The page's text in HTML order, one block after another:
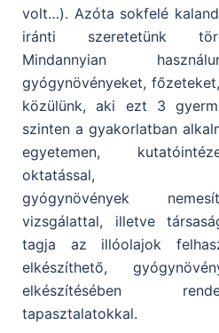
volt…). Azóta sokfelé
iránti szeretetünk
Mindannyian
gyógynövényeket,
közülünk, aki ezt 3
szinten a gyakorlatban
egyetemen,
oktatással,
gyógynövények
vizsgálattal, illetve
tagja az illóolajok
elkészíthető,
elkészítésében
tapasztalatokkal.